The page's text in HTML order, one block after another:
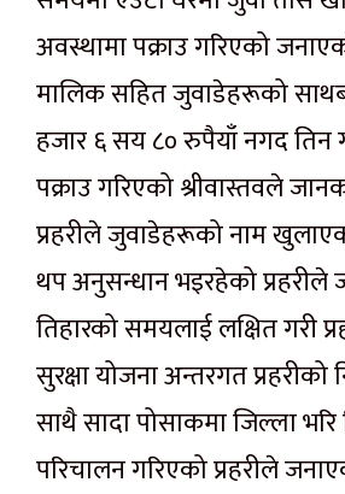
अवस्थामा पक्राउ गरिएको
मालिक सहित जुवाडेहरूको
हजार ६ सय ८० रुपैयाँ नगद तिन
पक्राउ गरिएको श्रीवास्तवले
प्रहरीले जुवाडेहरूको नाम
थप अनुसन्धान भइरहेको प्रहरीले
तिहारको समयलाई लक्षित गरी
सुरक्षा योजना अन्तरगत प्रहरीको
साथै सादा पोसाकमा जिल्ला
परिचालन गरिएको प्रहरीले